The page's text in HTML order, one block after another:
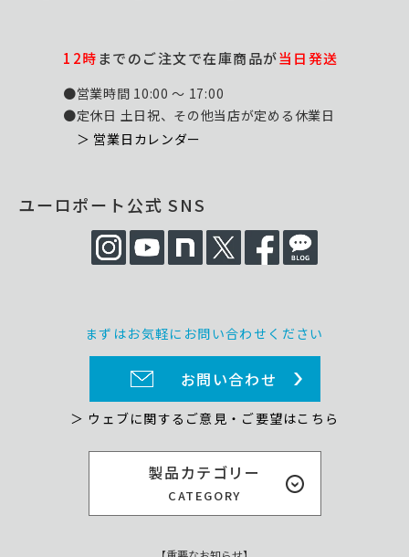
製品カテゴリー
CATEGORY
12時までのご注文で在庫商品が当日発送
●営業時間 10:00 ～ 17:00
●定休日 土日祝、その他当店が定める休業日
＞ 営業日カレンダー
ユーロポート公式 SNS
まずはお気軽にお問い合わせください
お問い合わせ
＞ ウェブに関するご意見・ご要望はこちら